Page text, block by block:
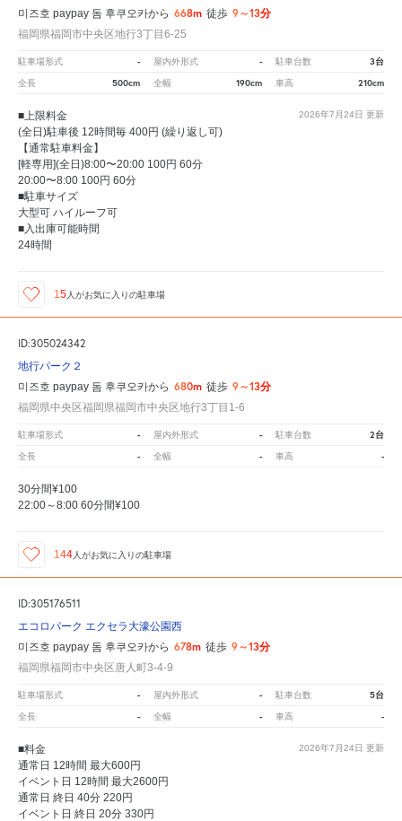
미즈호 paypay 돔 후쿠오카から 668m 徒歩 9～13分
福岡県福岡市中央区地行3丁目6-25
駐車場形式 - 屋内外形式 - 駐車台数 3台
全長 500cm 全幅 190cm 車高 210cm
2026年7月24日 更新
■上限料金
(全日)駐車後 12時間毎 400円 (繰り返し可)
【通常駐車料金】
[軽専用](全日)8:00〜20:00 100円 60分
20:00〜8:00 100円 60分
■駐車サイズ
大型可 ハイルーフ可
■入出庫可能時間
24時間
15 人がお気に入りの駐車場
ID:305024342
地行パーク２
미즈호 paypay 돔 후쿠오카から 680m 徒歩 9～13分
福岡県中央区福岡県福岡市中央区地行3丁目1-6
駐車場形式 - 屋内外形式 - 駐車台数 2台
全長 - 全幅 - 車高 -
30分間¥100
22:00～8:00 60分間¥100
144 人がお気に入りの駐車場
ID:305176511
エコロパーク エクセラ大濠公園西
미즈호 paypay 돔 후쿠오카から 678m 徒歩 9～13分
福岡県福岡市中央区唐人町3-4-9
駐車場形式 - 屋内外形式 - 駐車台数 5台
全長 - 全幅 - 車高 -
2026年7月24日 更新
■料金
通常日 12時間 最大600円
イベント日 12時間 最大2600円
通常日 終日 40分 220円
イベント日 終日 20分 330円